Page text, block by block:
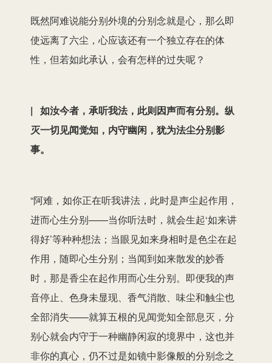
既然阿难说能分别外境的分别念就是心，那么即
使远离了六尘，心应该还有一个独立存在的体
性，但若如此承认，会有怎样的过失呢？
| 如汝今者，承听我法，此则因声而有分别。纵
灭一切见闻觉知，内守幽闲，犹为法尘分别影
事。
“阿难，如你正在听我讲法，此时是声尘起作用，
进而心生分别——当你听法时，就会生起‘如来讲
得好’等种种想法；当眼见如来身相时是色尘在起
作用，随即心生分别；当闻到如来散发的妙香
时，那是香尘在起作用而心生分别。即便我的声
音停止、色身未显现、香气消散、味尘和触尘也
全部消失——就算五根的见闻觉知全部息灭，分
别心就会内守于一种幽静闲寂的境界中，这也并
非你的真心，仍不过是如镜中影像般的分别念之